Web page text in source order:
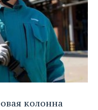
колонна